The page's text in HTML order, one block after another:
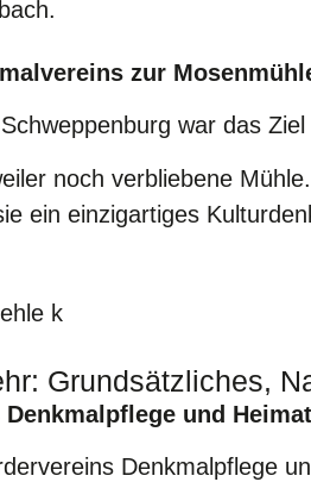
zur
war das
noch verbliebene
ein einzigartiges
Grundsätzliches,
und
Denkmalpflege